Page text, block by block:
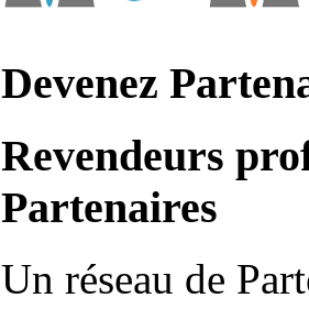
Devenez
Revendeurs
Partenaires
Un réseau de